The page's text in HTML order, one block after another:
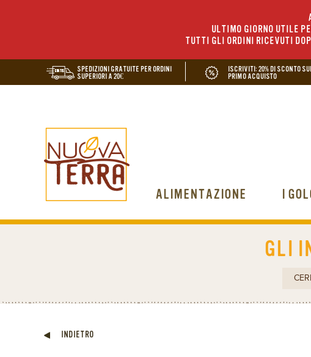
ULTIMO GIORNO UTILE
TUTTI GLI ORDINI RICEVUTI
SPEDIZIONI GRATUITE PER ORDINI
SUPERIORI A 20€
ISCRIVITI: 20% DI SCONTO
PRIMO ACQUISTO
ALIMENTAZIONE I
GLI
INDIETRO